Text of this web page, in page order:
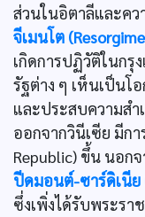
ส่วนในอิตาลีและค
จีเมนโต
เกิดการปฏิวัติในกรุ
รัฐต่าง ๆ เห็นเป็นโ
และประสบความสำ
ออกจากวินีเซีย มีก
Republic) ขึ้น นอก
ปีดมอนต์-ซาร์ดิเนีย
ซึ่งเพิ่งได้รับพระรา